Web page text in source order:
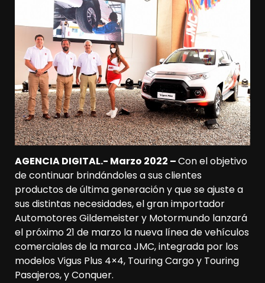
AGENCIA DIGITAL.- Marzo 2022 –Con el objetivo
de continuar brindándoles a sus clientes
productos de última generación y que se ajuste a
sus distintas necesidades, el gran importador
Automotores Gildemeister y Motormundo lanzará
el próximo 21 de marzo la nueva línea de vehículos
comerciales de la marca JMC, integrada por los
modelos Vigus Plus 4×4, Touring Cargo y Touring
Pasajeros, y Conquer.